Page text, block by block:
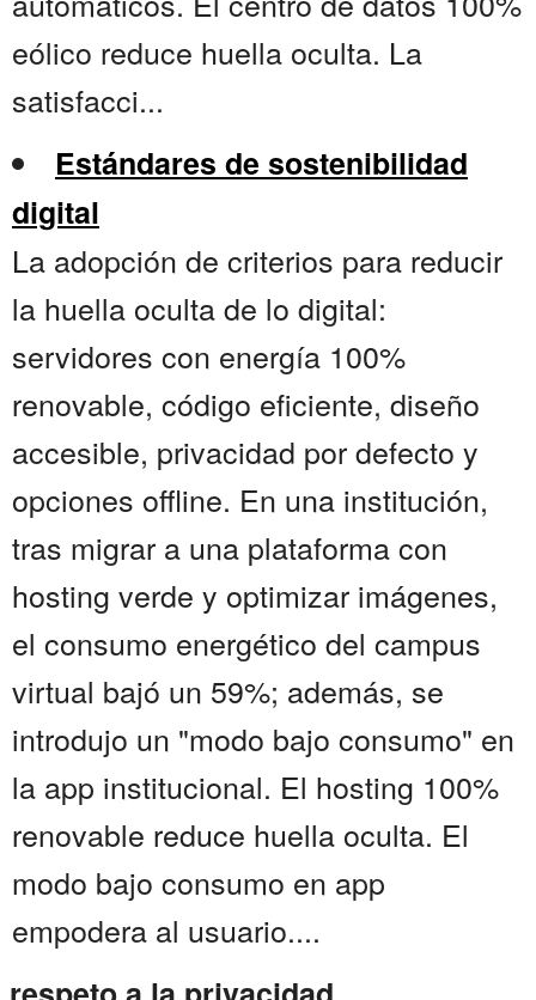
eólico reduce huella oculta. La
satisfacci...
Estándares de sostenibilidad
digital
La adopción de criterios para reducir
la huella oculta de lo digital:
servidores con energía 100%
renovable, código eficiente, diseño
accesible, privacidad por defecto y
opciones offline. En una institución,
tras migrar a una plataforma con
hosting verde y optimizar imágenes,
el consumo energético del campus
virtual bajó un 59%; además, se
introdujo un "modo bajo consumo" en
la app institucional. El hosting 100%
renovable reduce huella oculta. El
modo bajo consumo en app
empodera al usuario....